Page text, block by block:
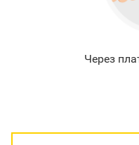
Через